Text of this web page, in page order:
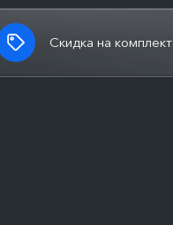
Скидка на комплект